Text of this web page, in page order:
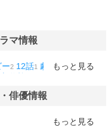
マ情報
もっと見る
2 12話1 劇場版1 ガール
俳優情報
もっと見る